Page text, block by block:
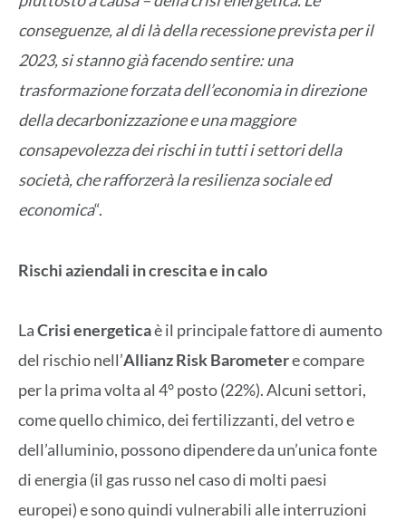
conseguenze, al di là della recessione prevista per il
2023, si stanno già facendo sentire: una
trasformazione forzata dell’economia in direzione
della decarbonizzazione e una maggiore
consapevolezza dei rischi in tutti i settori della
società, che rafforzerà la resilienza sociale ed
economica“.
Rischi aziendali in crescita e in calo
LaCrisi energeticaè il principale fattore di aumento
del rischio nell’Allianz Risk Barometere compare
per la prima volta al 4° posto (22%). Alcuni settori,
come quello chimico, dei fertilizzanti, del vetro e
dell’alluminio, possono dipendere da un’unica fonte
di energia (il gas russo nel caso di molti paesi
europei) e sono quindi vulnerabili alle interruzioni